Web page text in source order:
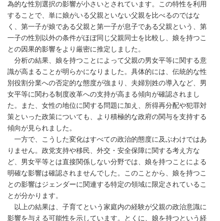
為的な性別選択の影響が小さいとされています。この特性を利用
することで、単に娘がいる父親といない父親を比べるのではな
く、第一子が娘である父親と第一子が息子である父親という、第
一子の性別以外の条件がほぼ同じ父親同士を比較し、娘を持つこ
との因果的影響をより厳密に推定しました。
分析の結果、娘を持つことによって父親の男女平等に関する意
識が高まることが明らかになりました。具体的には、伝統的な性
別役割分業への否定的な態度が強まり、夫婦別姓の導入など、男
女平等に関わる制度改革への支持が高まる傾向が確認されまし
た。また、女性の地位に関する問題に加え、所得再分配や犯罪対
策といった政策についても、より積極的な政府の関与を支持する
傾向が見られました。
一方で、こうした変化はすべての政治的態度に及ぶわけではあ
りません。政党支持や移民、外交・安全保障に関する考え方な
ど、男女平等とは直接関係しない分野では、娘を持つことによる
明確な影響は確認されませんでした。このことから、娘を持つこ
との影響はジェンダーに関連する特定の領域に限定されているこ
とが分かります。
以上の結果は、子育てという家庭内の経験が父親の政治意識に
影響を与える可能性を示しています。とくに、娘を持つという経